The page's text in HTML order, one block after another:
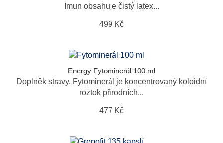
Imun obsahuje čistý latex...
499 Kč
Energy Fytominerál 100 ml
Doplněk stravy. Fytominerál je koncentrovaný koloidní
roztok přírodních...
477 Kč